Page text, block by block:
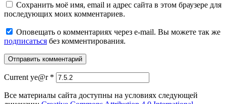
Сохранить моё имя, email и адрес сайта в этом браузере для
последующих моих комментариев.
Оповещать о комментариях через e-mail. Вы можете так же
подписаться без комментирования.
Current ye@r *
Все материалы сайта доступны на условиях следующей